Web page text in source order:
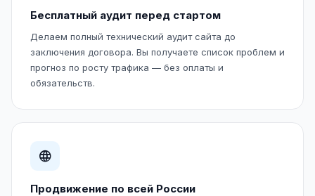
Бесплатный аудит перед стартом
Делаем полный технический аудит сайта до
заключения договора. Вы получаете список проблем и
прогноз по росту трафика — без оплаты и
обязательств.
Продвижение по всей России